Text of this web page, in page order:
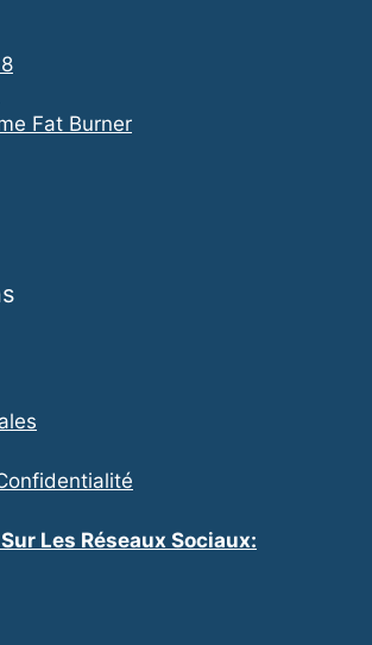
Fat Burner
Les Réseaux Sociaux: